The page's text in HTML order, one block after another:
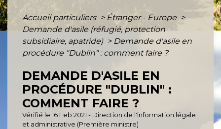
Accueil particuliers > Étranger - Europe >
Demande d'asile (réfugié, protection
subsidiaire, apatride) > Demande d'asile en
procédure "Dublin" : comment faire ?
DEMANDE D'ASILE EN
PROCÉDURE "DUBLIN" :
COMMENT FAIRE ?
Vérifié le 16 Feb 2021 - Direction de l'information légale
et administrative (Première ministre)